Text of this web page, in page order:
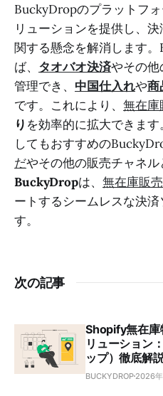
BuckyDropのプラットフ
リューションを提供し、
関する懸念を解消します
ば、 タオバオ決済やその他
管理でき、 中国仕入れや商
です。これにより、 無在庫
り を効率的に拡大できます。
してもおすすめの
だやその他の販売チャネル
BuckyDropは、 無在庫販
ートするシームレスな決
す。
次の記事
Shopify無在庫
リューション
ップ）徹底解
BUCKYDROP 2026